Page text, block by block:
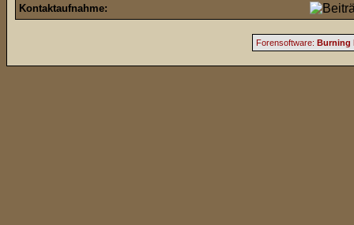
Kontaktaufnahme:
Forensoftware: Burning